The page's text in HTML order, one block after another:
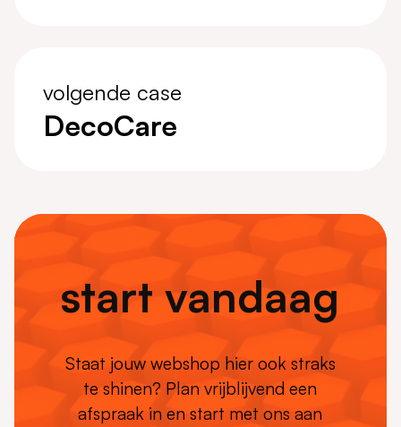
volgende case
DecoCare
start vandaag
Staat jouw webshop hier ook straks
te shinen? Plan vrijblijvend een
afspraak in en start met ons aan